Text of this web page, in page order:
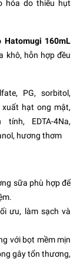
hóa do thiếu hụt
160mL
khô, hỗn hợp đều
PG, sorbitol,
xuất hạt ong mật,
EDTA-4Na,
hương thơm
sữa phù hợp để
ưu, làm sạch và
với bọt mềm mịn
gây tổn thương,